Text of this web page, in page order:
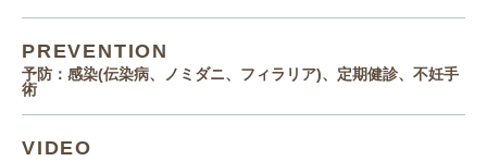
PREVENTION
予防：感染(伝染病、ノミダニ、フィラリア)、定期健診、不妊手
術
VIDEO